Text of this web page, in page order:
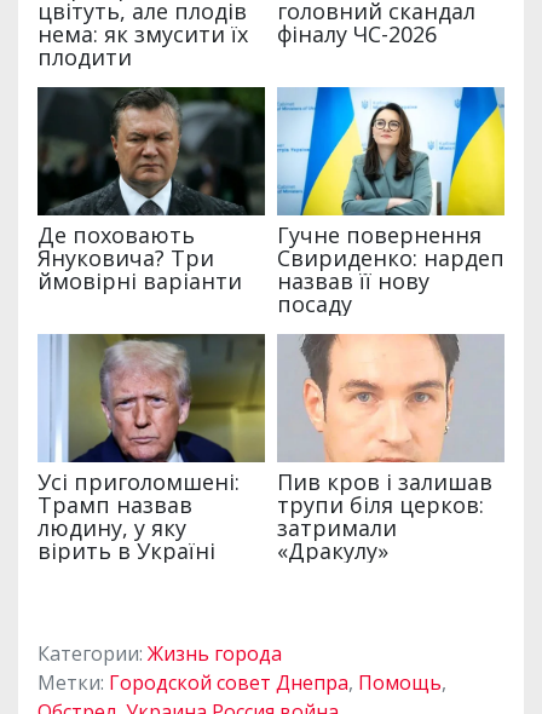
Категории: Жизнь города
Метки: Городской совет Днепра, Помощь,